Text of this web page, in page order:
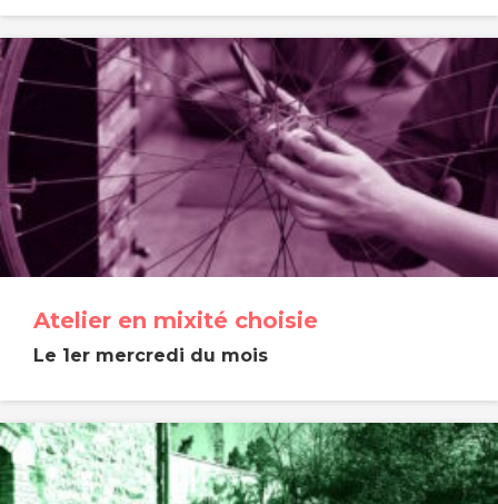
Atelier en mixité choisie
Le 1er mercredi du mois